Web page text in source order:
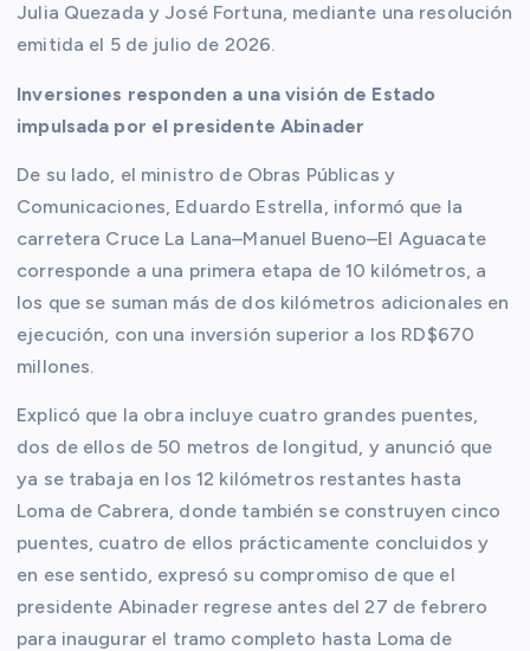
Julia Quezada y José Fortuna, mediante una resolución
emitida el 5 de julio de 2026.
Inversiones responden a una visión de Estado
impulsada por el presidente Abinader
De su lado, el ministro de Obras Públicas y
Comunicaciones, Eduardo Estrella, informó que la
carretera Cruce La Lana–Manuel Bueno–El Aguacate
corresponde a una primera etapa de 10 kilómetros, a
los que se suman más de dos kilómetros adicionales en
ejecución, con una inversión superior a los RD$670
millones.
Explicó que la obra incluye cuatro grandes puentes,
dos de ellos de 50 metros de longitud, y anunció que
ya se trabaja en los 12 kilómetros restantes hasta
Loma de Cabrera, donde también se construyen cinco
puentes, cuatro de ellos prácticamente concluidos y
en ese sentido, expresó su compromiso de que el
presidente Abinader regrese antes del 27 de febrero
para inaugurar el tramo completo hasta Loma de